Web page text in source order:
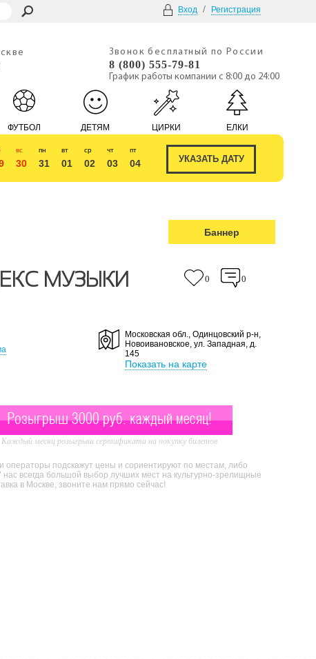
Вход / Регистрация
Звонок бесплатный по России
8 (800) 555-79-81
График работы компании с 8:00 до 24:00
ФУТБОЛ ДЕТЯМ ЦИРКИ ЕЛКИ
вс
30
пн
31
вт
01
ср
02
чт
03
пт
04
Баннер
МУЗЫКИ 0 0
Московская обл., Одинцовский р-н,
Новоивановское, ул. Западная, д.
145
Показать на карте
Розыгрыш 3000 руб. каждый месяц!
Каждый месяц розыгрыш сертификата на покупку билетов
операторы подскажут цены и сориентируют по местам, либо
всегда большой выбор лучших мест на культурно-зрелищные
в Москве, звоните нам прямо сейчас!